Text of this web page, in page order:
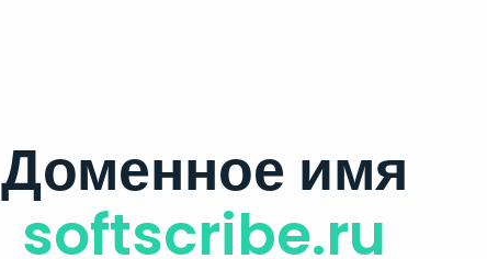
Доменное имя
softscribe.ru